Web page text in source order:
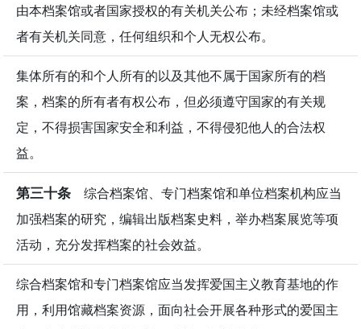
由本档案馆或者国家授权的有关机关公布；未经档案馆或
者有关机关同意，任何组织和个人无权公布。
集体所有的和个人所有的以及其他不属于国家所有的档
案，档案的所有者有权公布，但必须遵守国家的有关规
定，不得损害国家安全和利益，不得侵犯他人的合法权
益。
第三十条 综合档案馆、专门档案馆和单位档案机构应当
加强档案的研究，编辑出版档案史料，举办档案展览等项
活动，充分发挥档案的社会效益。
综合档案馆和专门档案馆应当发挥爱国主义教育基地的作
用，利用馆藏档案资源，面向社会开展各种形式的爱国主